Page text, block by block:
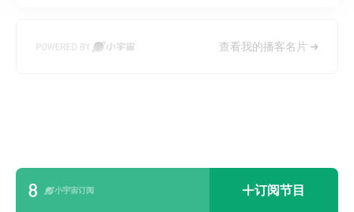
查看我的播客名片
8 小宇宙订阅 订阅节目